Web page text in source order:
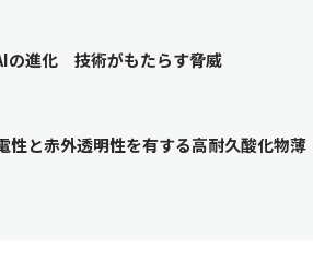
の進化 技術がもたらす脅威
性と赤外透明性を有する高耐久酸化物薄